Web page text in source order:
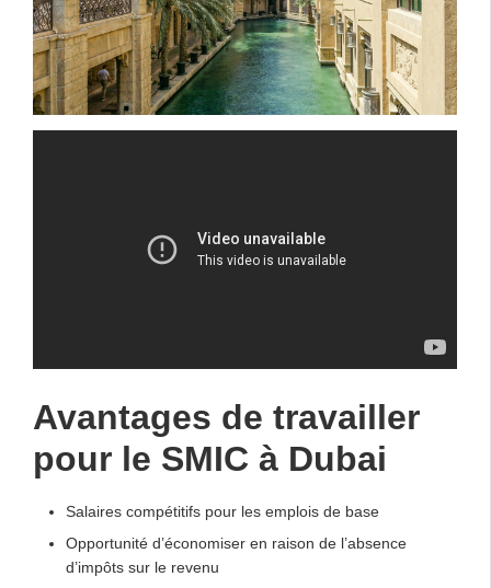
Avantages de travailler
pour le SMIC à Dubai
Salaires compétitifs pour les emplois de base
Opportunité d’économiser en raison de l’absence
d’impôts sur le revenu